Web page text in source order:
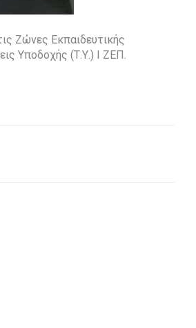
Ζώνες Εκπαιδευτικής
Υποδοχής (Τ.Υ.) Ι ΖΕΠ.